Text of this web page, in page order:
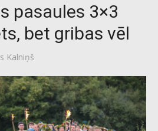
pasaules 3×3
bet gribas vēl
Kalniņš